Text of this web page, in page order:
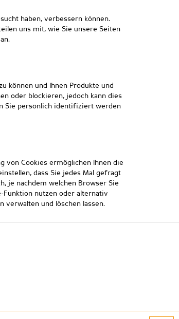
haben, verbessern können.
uns mit, wie Sie unsere Seiten
können und Ihnen Produkte und
oder blockieren, jedoch kann dies
Sie persönlich identifiziert werden
von Cookies ermöglichen Ihnen die
dass Sie jedes Mal gefragt
je nachdem welchen Browser Sie
nutzen oder alternativ
und löschen lassen.